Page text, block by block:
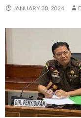
JANUARY 30, 2024